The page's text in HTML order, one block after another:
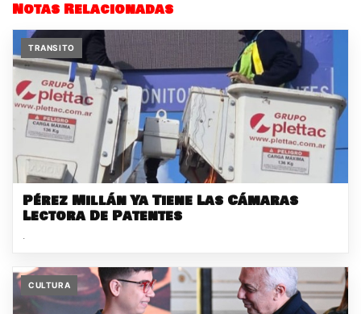
Notas Relacionadas
TRANSITO
Pérez Millán Ya Tiene Las Cámaras
Lectora De Patentes
.
CULTURA